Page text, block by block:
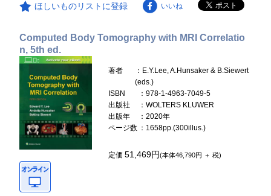
ほしいものリストに登録 いいね
Computed Body Tomography with MRI Correlatio
n, 5th ed.
著者
：E.Y.Lee, A.Hunsaker & B.Siewert
(eds.)
ISBN
：978-1-4963-7049-5
出版社
：WOLTERS KLUWER
出版年
：2020年
ページ数 ：1658pp.(300illus.)
定価51,469円(本体46,790円 ＋ 税)